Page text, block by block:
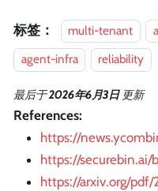
标签： multi-tenant
agent-infra
reliability
最后于2026年6月3日 更新
References:
https://
https://
https://arxiv.org/